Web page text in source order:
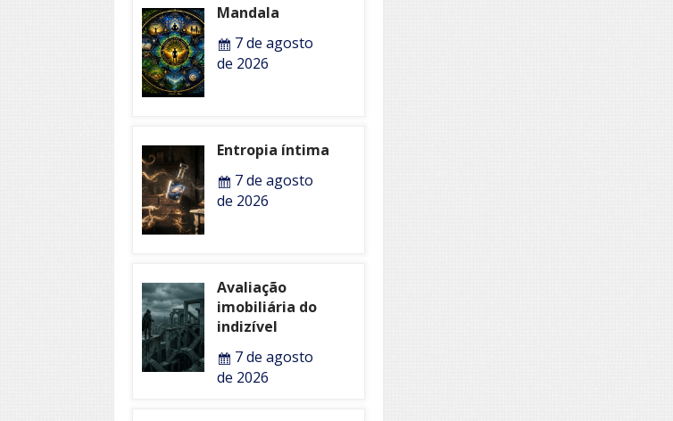
Mandala
7 de agosto
de 2026
Entropia íntima
7 de agosto
de 2026
Avaliação
imobiliária do
indizível
7 de agosto
de 2026